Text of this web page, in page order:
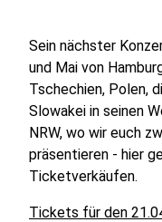
Sein nächster
und Mai von
Tschechien, Polen,
Slowakei in seinen
NRW, wo wir euch
präsentieren - hier
Ticketverkäufen.
Tickets für den